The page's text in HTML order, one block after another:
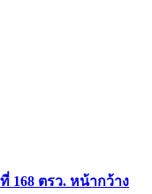
168 ตรว. หน้ากว้าง